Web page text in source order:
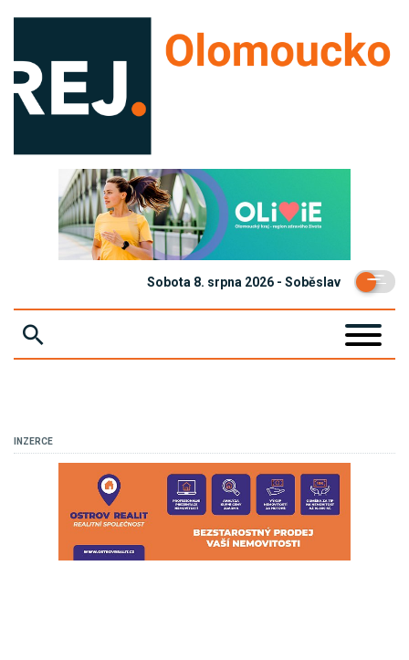
Sobota 8. srpna 2026 - Soběslav
SPORT
KULTURA
SPOLEČNOST
INZERCE